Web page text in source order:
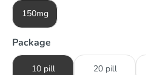
150mg
Package
10 pill 20 pill